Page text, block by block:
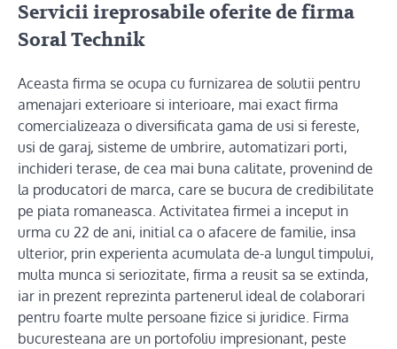
Servicii ireprosabile oferite de firma
Soral Technik
Aceasta firma se ocupa cu furnizarea de solutii pentru
amenajari exterioare si interioare, mai exact firma
comercializeaza o diversificata gama de usi si fereste,
usi de garaj, sisteme de umbrire, automatizari porti,
inchideri terase, de cea mai buna calitate, provenind de
la producatori de marca, care se bucura de credibilitate
pe piata romaneasca. Activitatea firmei a inceput in
urma cu 22 de ani, initial ca o afacere de familie, insa
ulterior, prin experienta acumulata de-a lungul timpului,
multa munca si seriozitate, firma a reusit sa se extinda,
iar in prezent reprezinta partenerul ideal de colaborari
pentru foarte multe persoane fizice si juridice. Firma
bucuresteana are un portofoliu impresionant, peste